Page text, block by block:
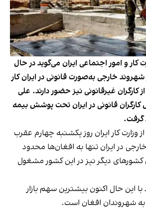
کار و امور اجتماعی ایران می‌گوید در حال
۴۰۰ هزار شهروند خارجی به‌صورت قانونی در ایران کار
کارگران غیرقانونی نیز حضور دارند. علی
کارگران قانونی در ایران تحت پوشش بیمه
گرفت.
وزارت کار ایران روز یکشنبه چهارم عقرب
در ایران تنها به افغان‌ها محدود
دیگر نیز در این کشور مشغول
این حال اکنون بیشترین سهم بازار
به شهروندان افغان است.